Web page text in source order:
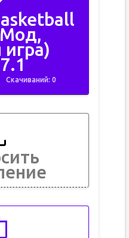
Скачиваний: 0